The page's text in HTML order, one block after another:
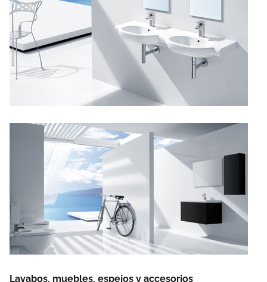
Lavabos, muebles, espejos y accesorios